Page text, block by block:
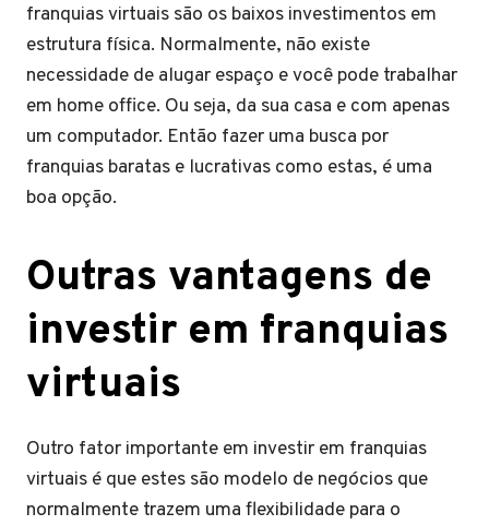
franquias virtuais são os baixos investimentos em
estrutura física. Normalmente, não existe
necessidade de alugar espaço e você pode trabalhar
em home office. Ou seja, da sua casa e com apenas
um computador. Então fazer uma busca por
franquias baratas e lucrativas como estas, é uma
boa opção.
Outras vantagens de
investir em franquias
virtuais
Outro fator importante em investir em franquias
virtuais é que estes são modelo de negócios que
normalmente trazem uma flexibilidade para o